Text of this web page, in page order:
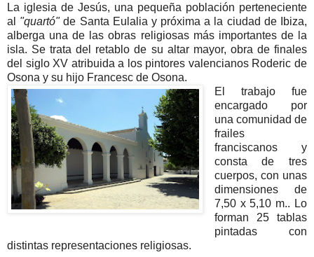
La iglesia de Jesús, una pequeña población perteneciente
al "quartó"de Santa Eulalia y próxima a la ciudad de Ibiza,
alberga una de las obras religiosas más importantes de la
isla. Se trata del retablo de su altar mayor, obra de finales
del siglo XV atribuida a los pintores valencianos Roderic de
Osona y su hijo Francesc de Osona.
El trabajo fue
encargado por
una comunidad de
frailes
franciscanos y
consta de tres
cuerpos, con unas
dimensiones de
7,50 x 5,10 m.. Lo
forman 25 tablas
pintadas con
distintas representaciones religiosas.